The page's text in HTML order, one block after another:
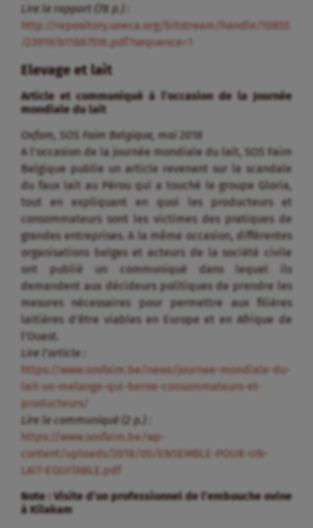
Lire le rapport (78 p.) :
http://repository.uneca.org/bitstream/handle/10855
/23919/b11867516.pdf?sequence=1
Elevage et lait
Article et communiqué à l’occasion de la Journée
mondiale du lait
Oxfam, SOS Faim Belgique, mai 2018
A l’occasion de la journée mondiale du lait, SOS Faim
Belgique publie un article revenant sur le scandale
du faux lait au Pérou qui a touché le groupe Gloria,
tout en expliquant en quoi les producteurs et
consommateurs sont les victimes des pratiques de
grandes entreprises. A la même occasion, différentes
organisations belges et acteurs de la société civile
ont publié un communiqué dans lequel ils
demandent aux décideurs politiques de prendre les
mesures nécessaires pour permettre aux filières
laitières d’être viables en Europe et en Afrique de
l’Ouest.
Lire l’article :
https://www.sosfaim.be/news/journee-mondiale-du-
lait-un-melange-qui-berne-consommateurs-et-
producteurs/
Lire le communiqué (2 p.) :
https://www.sosfaim.be/wp-
content/uploads/2018/05/ENSEMBLE-POUR-UN-
LAIT-EQUITABLE.pdf
Note : Visite d’un professionnel de l’embouche ovine
à Kilakam